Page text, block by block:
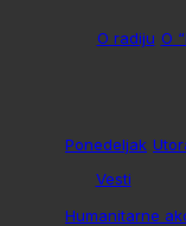
O radiju O
Ponedeljak
Vesti
Humanitarne